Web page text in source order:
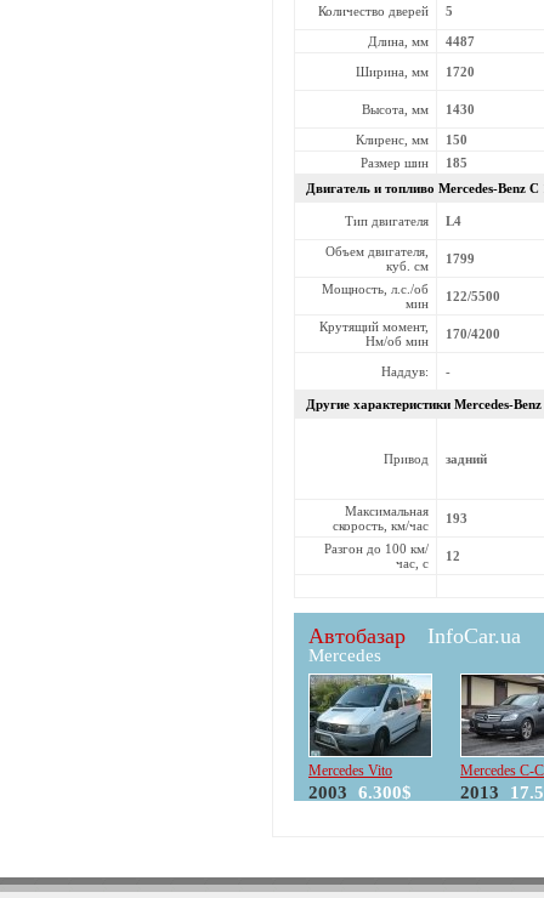
Количество дверей 5
Длина, мм 4487
Ширина, мм 1720
Высота, мм 1430
Клиренс, мм
150
Размер шин
185
Двигатель и топливо Mercedes-Benz C
Тип двигателя L4
Объем двигателя,
куб. см
1799
Мощность, л.с./об
мин
122/5500
Крутящий момент,
Нм/об мин
170/4200
Наддув: -
Другие характеристики Mercedes-Benz
Привод задний
Максимальная
скорость, км/час
193
Разгон до 100 км/
час, с
12
Автобазар InfoCar.ua
Mercedes
Mercedes Vito
2003 6.300$
Mercedes C-
2013